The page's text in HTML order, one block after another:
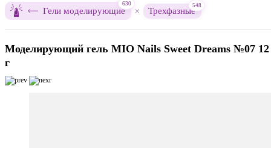
Гели моделирующие
630
× Трехфазные
548
Моделирующий гель MIO Nails Sweet Dreams №07 12
г